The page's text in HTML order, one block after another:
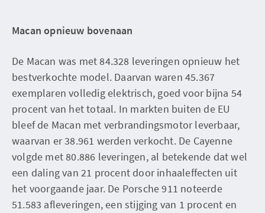
Macan opnieuw bovenaan
De Macan was met 84.328 leveringen opnieuw het
bestverkochte model. Daarvan waren 45.367
exemplaren volledig elektrisch, goed voor bijna 54
procent van het totaal. In markten buiten de EU
bleef de Macan met verbrandingsmotor leverbaar,
waarvan er 38.961 werden verkocht. De Cayenne
volgde met 80.886 leveringen, al betekende dat wel
een daling van 21 procent door inhaaleffecten uit
het voorgaande jaar. De Porsche 911 noteerde
51.583 afleveringen, een stijging van 1 procent en